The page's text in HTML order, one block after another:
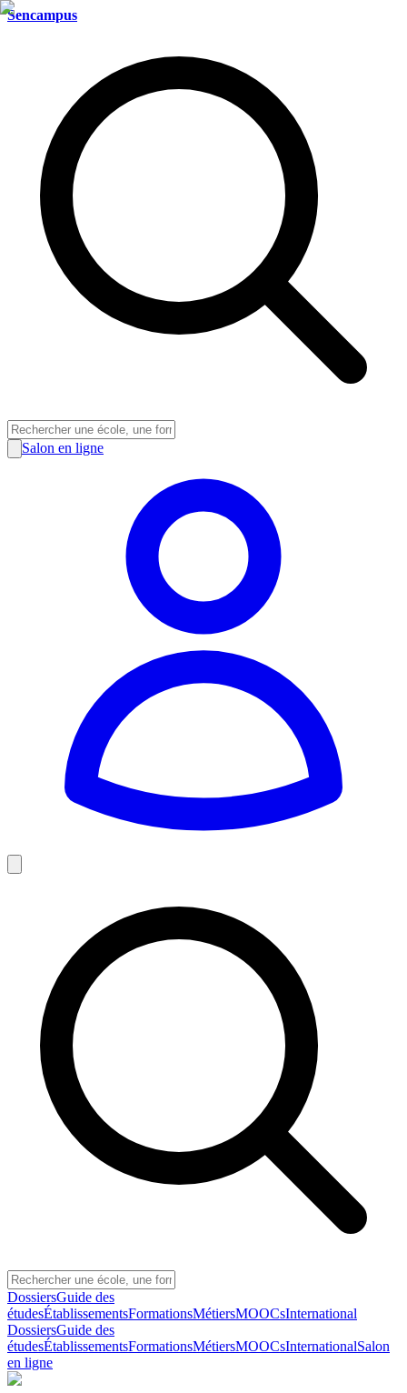
Sencampus
Salon en ligne
DossiersGuide des
étudesÉtablissementsFormationsMétiersMOOCsInternational
DossiersGuide des
étudesÉtablissementsFormationsMétiersMOOCsInternationalSalon
en ligne